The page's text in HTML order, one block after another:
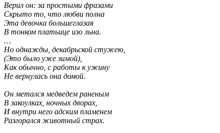
Верил он: за простыми фразами
Скрыто то, что любви полна
Эта девочка большеглазая
В тонком платьице изо льна.
…
Но однажды, декабрьской стужею,
(Это было уже зимой),
Как обычно, с работы к ужину
Не вернулась она домой.
Он метался медведем раненым
В закоулках, ночных дворах,
И внутри него адским пламенем
Разгорался животный страх.